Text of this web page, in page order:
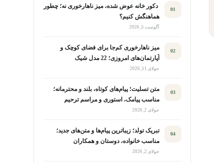
01
دکور خانه عوض شده، میز ناهارخوری نه؛ چطور
هماهنگش کنیم؟
آگوست 5, 2026
02
میز ناهارخوری کم‌جا برای فضای کوچک و
آپارتمان‌های امروزی؛ 22 مدل شیک
جولای 11, 2026
03
متن تسلیت؛ پیام‌های کوتاه، بلند و محترمانه؛
مناسب پیامک، استوری و مراسم ترحیم
جولای 2, 2026
04
تبریک تولد؛ زیباترین پیام‌ها و متن‌های جدید؛
مناسب خانواده، دوستان و همکاران
جولای 2, 2026